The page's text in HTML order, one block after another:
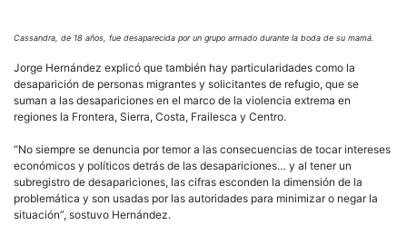
Cassandra, de 18 años, fue desaparecida por un grupo armado durante la boda de su mamá.
Jorge Hernández explicó que también hay particularidades como la
desaparición de personas migrantes y solicitantes de refugio, que se
suman a las desapariciones en el marco de la violencia extrema en
regiones la Frontera, Sierra, Costa, Frailesca y Centro.
“No siempre se denuncia por temor a las consecuencias de tocar intereses
económicos y políticos detrás de las desapariciones… y al tener un
subregistro de desapariciones, las cifras esconden la dimensión de la
problemática y son usadas por las autoridades para minimizar o negar la
situación”, sostuvo Hernández.